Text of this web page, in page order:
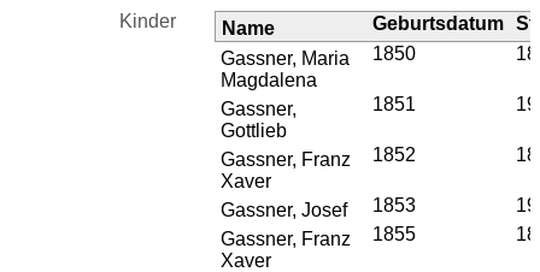
Kinder
Name Geburtsdatum
Gassner, Maria
Magdalena
1850
Gassner,
Gottlieb
1851
Gassner, Franz
Xaver
1852
Gassner, Josef 1853
Gassner, Franz
Xaver
1855